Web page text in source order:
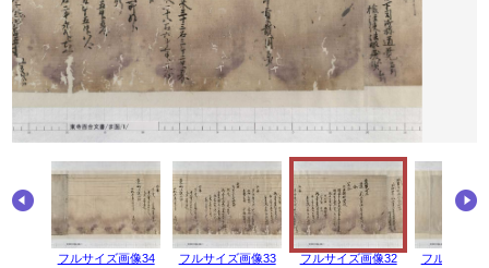
フルサイズ画像34 フルサイズ画像33 フルサイズ画像32 フルサイズ